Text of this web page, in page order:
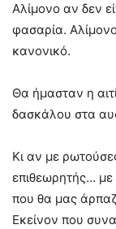
Αλίμονο αν δεν
φασαρία.
κανονικό.
Θα ήμασταν η
δασκάλου στα
Κι αν με
επιθεωρητής…
που θα μας
Εκείνον που